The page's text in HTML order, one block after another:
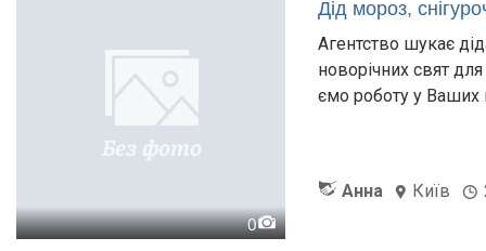
0
Дід мороз,
Агентство шукає
новорічних свят
ємо роботу у
Анна Київ